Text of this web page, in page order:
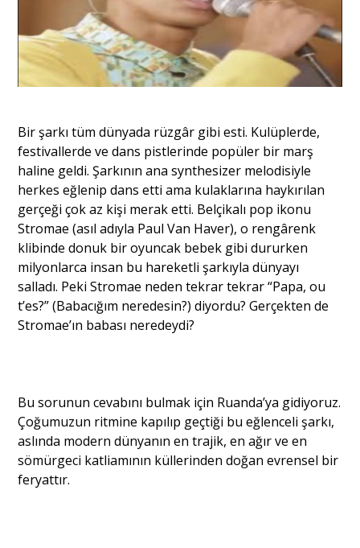
Dünya
Söyleşi
Yazı Dizisi
Portre
Yazarlar
Eğitim
Dosya Haber
Bir şarkı tüm dünyada rüzgâr gibi esti. Kulüplerde,
festivallerde ve dans pistlerinde popüler bir marş
haline geldi. Şarkının ana synthesizer melodisiyle
herkes eğlenip dans etti ama kulaklarına haykırılan
gerçeği çok az kişi merak etti. Belçikalı pop ikonu
Stromae (asıl adıyla Paul Van Haver), o rengârenk
klibinde donuk bir oyuncak bebek gibi dururken
milyonlarca insan bu hareketli şarkıyla dünyayı
salladı. Peki Stromae neden tekrar tekrar “Papa, ou
t’es?” (Babacığım neredesin?) diyordu? Gerçekten de
Stromae’ın babası neredeydi?
Bu sorunun cevabını bulmak için Ruanda’ya gidiyoruz.
Çoğumuzun ritmine kapılıp geçtiği bu eğlenceli şarkı,
aslında modern dünyanın en trajik, en ağır ve en
sömürgeci katliamının küllerinden doğan evrensel bir
feryattır.